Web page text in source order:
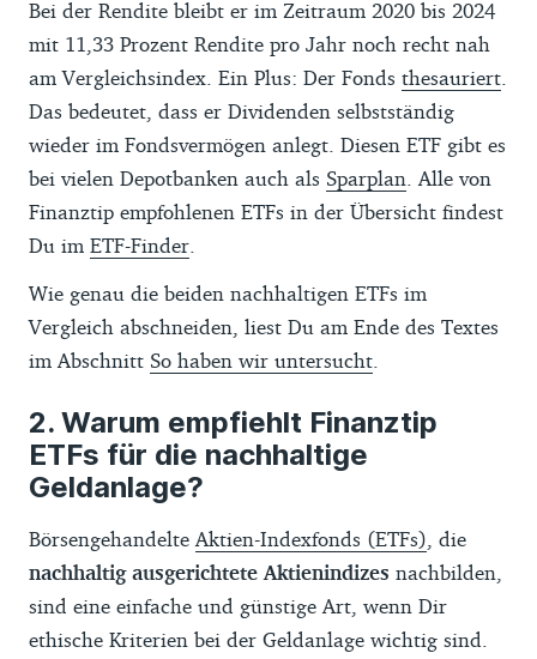
Bei der Rendite bleibt er im Zeitraum 2020 bis 2024
mit 11,33 Prozent Rendite pro Jahr noch recht nah
am Vergleichsindex. Ein Plus: Der Fonds thesauriert
Das bedeutet, dass er Dividenden selbstständig
wieder im Fondsvermögen anlegt. Diesen ETF gibt es
bei vielen Depotbanken auch als Sparplan . Alle von
Finanztip empfohlenen ETFs in der Übersicht findest
Du im ETF-Finder
Wie genau die beiden nachhaltigen ETFs im
Vergleich abschneiden, liest Du am Ende des Textes
im Abschnitt So haben wir untersucht
Warum empfiehlt Finanztip
ETFs für die nachhaltige
Geldanlage?
Börsengehandelte Aktien-Indexfonds (ETFs) , die
nachhaltig ausgerichtete Aktienindizes nachbilden,
sind eine einfache und günstige Art, wenn Dir
ethische Kriterien bei der Geldanlage wichtig sind.